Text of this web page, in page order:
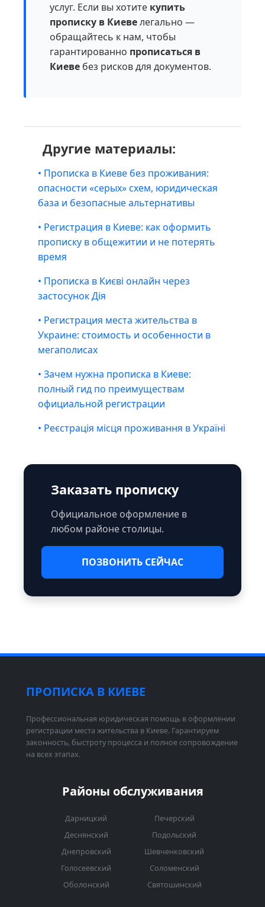
услуг. Если вы хотите купить
прописку в Киевелегально —
обращайтесь к нам, чтобы
гарантированно прописаться в
Киеве без рисков для документов.
Другие материалы:
• Прописка в Киеве без проживания:
опасности «серых» схем, юридическая
база и безопасные альтернативы
• Регистрация в Киеве: как оформить
прописку в общежитии и не потерять
время
• Прописка в Києві онлайн через
застосунок Дія
• Регистрация места жительства в
Украине: стоимость и особенности в
мегаполисах
• Зачем нужна прописка в Киеве:
полный гид по преимуществам
официальной регистрации
• Реєстрація місця проживання в Україні
Заказать прописку
Официальное оформление в
любом районе столицы.
ПОЗВОНИТЬ СЕЙЧАС
ПРОПИСКА В КИЕВЕ
Профессиональная юридическая помощь в оформлении
регистрации места жительства в Киеве. Гарантируем
законность, быстроту процесса и полное сопровождение
на всех этапах.
Районы обслуживания
Дарницкий
Деснянский
Днепровский
Голосеевский
Оболонский
Печерский
Подольский
Шевченковский
Соломенский
Святошинский